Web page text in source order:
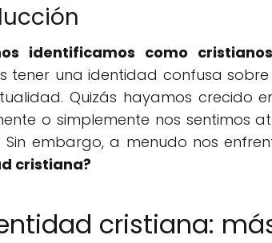
identificamos como
tener una identidad confusa
Quizás hayamos crecido
o simplemente nos sentimos
Sin embargo, a menudo nos
cristiana?
cristiana: